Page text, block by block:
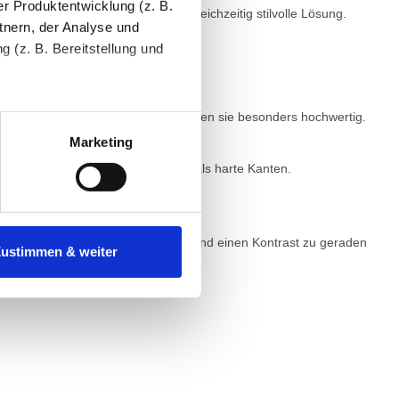
Produktentwicklung (z. B.
der Analyse und
(z. B. Bereitstellung und
können Sie mehr über
vornehmen.
Daten zu den
Marketing
& weiter
entsteht eine funktionale und gleichzeitig stilvolle Lösung.
Sideboard oder Konsole wirken sie besonders hochwertig.
Formen wirken hier ruhiger als harte Kanten.
weicher wirken zu lassen und einen Kontrast zu geraden